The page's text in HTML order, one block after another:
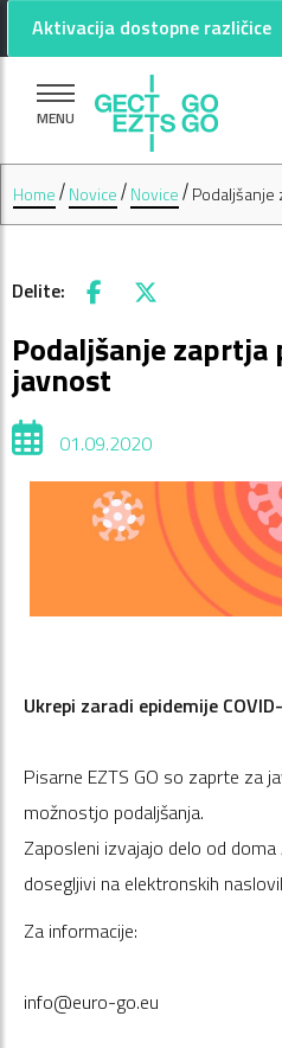
Pojdi na glavno vsebino
Pojdi na nogo strani
Aktivacija dostopne različice
MENU
Home Novice Novice Podaljšanje
Delite: Facebook
X
Podaljšanje zaprtja
javnost
01.09.2020
Ukrepi zaradi epidemije
Pisarne EZTS GO so zaprte za
možnostjo podaljšanja.
Zaposleni izvajajo delo od
dosegljivi na elektronskih
Za informacije:
info@euro-go.eu